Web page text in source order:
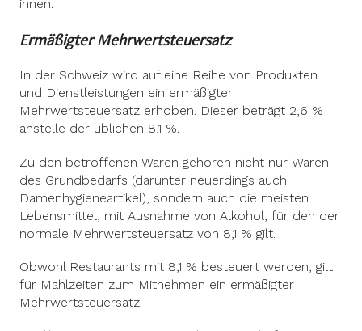
ihnen.
Ermäßigter Mehrwertsteuersatz
In der Schweiz wird auf eine Reihe von Produkten
und Dienstleistungen ein ermäßigter
Mehrwertsteuersatz erhoben. Dieser beträgt 2,6 %
anstelle der üblichen 8,1 %.
Zu den betroffenen Waren gehören nicht nur Waren
des Grundbedarfs (darunter neuerdings auch
Damenhygieneartikel), sondern auch die meisten
Lebensmittel, mit Ausnahme von Alkohol, für den der
normale Mehrwertsteuersatz von 8,1 % gilt.
Obwohl Restaurants mit 8,1 % besteuert werden, gilt
für Mahlzeiten zum Mitnehmen ein ermäßigter
Mehrwertsteuersatz.